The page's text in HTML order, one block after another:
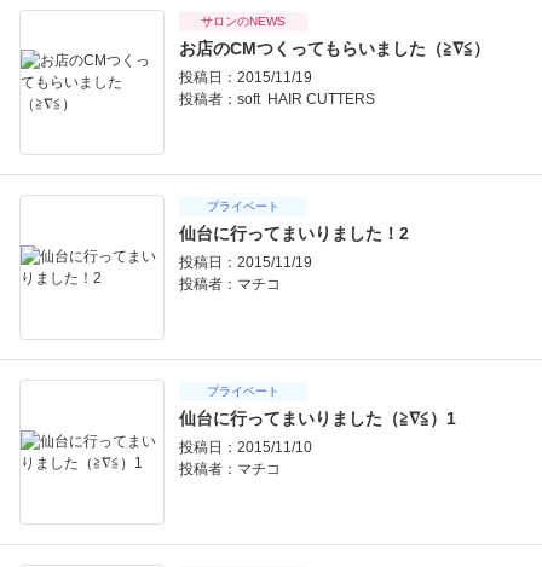
サロンのNEWS
お店のCMつくってもらいました（≧∇≦）
投稿日：2015/11/19
投稿者： soft HAIR CUTTERS
プライベート
仙台に行ってまいりました！2
投稿日：2015/11/19
投稿者： マチコ
プライベート
仙台に行ってまいりました（≧∇≦）1
投稿日：2015/11/10
投稿者： マチコ